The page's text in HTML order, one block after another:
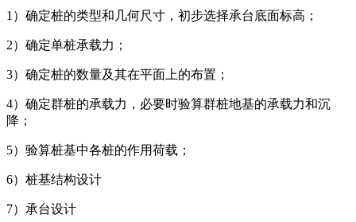
1）确定桩的类型和几何尺寸，初步选择承台底面标高；
2）确定单桩承载力；
3）确定桩的数量及其在平面上的布置；
4）确定群桩的承载力，必要时验算群桩地基的承载力和沉
降；
5）验算桩基中各桩的作用荷载；
6）桩基结构设计
7）承台设计